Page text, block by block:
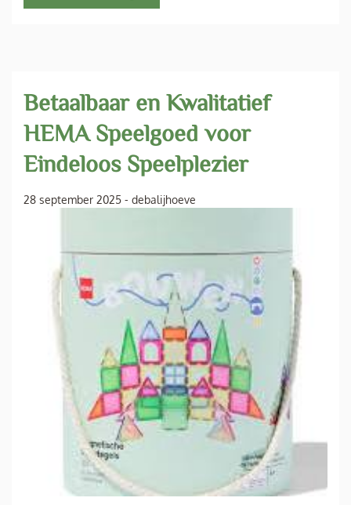
Betaalbaar en Kwalitatief
HEMA Speelgoed voor
Eindeloos Speelplezier
28 september 2025 - debalijhoeve